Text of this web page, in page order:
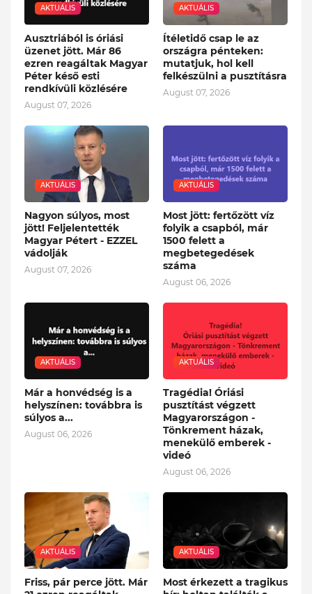
AKTUÁLIS
Ausztriából is óriási
üzenet jött. Már 86
ezren reagáltak Magyar
Péter késő esti
rendkívüli közlésére
August 07, 2026
AKTUÁLIS
Ítéletidő csap le az
országra pénteken:
mutatjuk, hol kell
felkészülni a pusztításra
August 07, 2026
AKTUÁLIS
Nagyon súlyos, most
jött! Feljelentették
Magyar Pétert - EZZEL
vádolják
August 07, 2026
AKTUÁLIS
Most jött: fertőzött víz
folyik a csapból, már
1500 felett a
megbetegedések
száma
August 06, 2026
AKTUÁLIS
Már a honvédség is a
helyszínen: továbbra is
súlyos a...
August 06, 2026
AKTUÁLIS
Tragédia! Óriási
pusztítást végzett
Magyarországon -
Tönkrement házak,
menekülő emberek -
videó
August 06, 2026
AKTUÁLIS
Friss, pár perce jött. Már
AKTUÁLIS
Most érkezett a tragikus